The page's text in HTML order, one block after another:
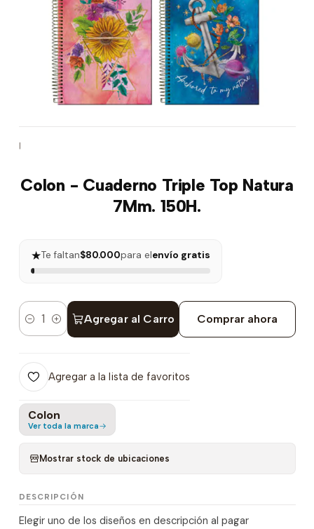
|
Colon - Cuaderno Triple Top Natura
7Mm. 150H.
★Te faltan$80.000para elenvío gratis
Cantidad Agregar al Carro Comprar ahora
Agregar a la lista de favoritos
Colon
Ver toda la marca
Mostrar stock de ubicaciones
DESCRIPCIÓN
Elegir uno de los diseños en descripción al pagar